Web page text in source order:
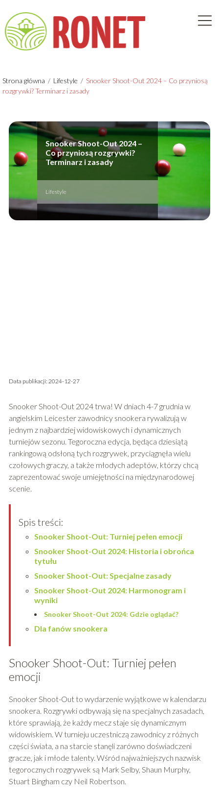
Strona główna / Lifestyle / Snooker Shoot-Out 2024 – Co przyniosą
rozgrywki? Terminarz i zasady
Snooker Shoot-Out 2024 –
Co przyniosą rozgrywki?
Terminarz i zasady
Lifestyle
Data publikacji: 2024-12-27
Snooker Shoot-Out 2024 trwa! W dniach 4-7 grudnia w
angielskim Leicester zawodnicy snookera rywalizują w
jednym z najbardziej widowiskowych i dynamicznych
turniejów sezonu. Tegoroczna edycja, będąca dziesiątą
rankingową odsłoną tych rozgrywek, przyciągnęła wielu
czołowych graczy, a także młodych adeptów, którzy chcą
zaprezentować swoje umiejętności na międzynarodowej
scenie.
Spis treści:
Snooker Shoot-Out: Turniej pełen emocji
Snooker Shoot-Out 2024: Historia i obrońca
tytułu
Snooker Shoot-Out: Specjalne zasady
Snooker Shoot-Out 2024: Harmonogram i
wyniki
Snooker Shoot-Out 2024: Gdzie oglądać?
Dla fanów snookera
Snooker Shoot-Out: Turniej pełen
emocji
Snooker Shoot-Out to wydarzenie wyjątkowe w kalendarzu
snookera. Rozgrywki odbywają się na specjalnych zasadach,
które sprawiają, że każdy mecz staje się dynamicznym
widowiskiem. W turnieju uczestniczą zawodnicy z różnych
części świata, a na starcie stanęli zarówno doświadczeni
gracze, jak i młode talenty. Wśród najważniejszych nazwisk
tegorocznych rozgrywek są Mark Selby, Shaun Murphy,
Stuart Bingham czy Neil Robertson.